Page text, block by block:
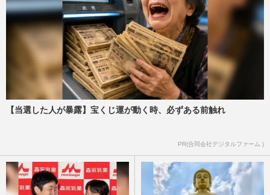
【当選した人が暴露】宝くじ運が動く時、必ずある前触れ
PR(合同会社デジタルファーム )